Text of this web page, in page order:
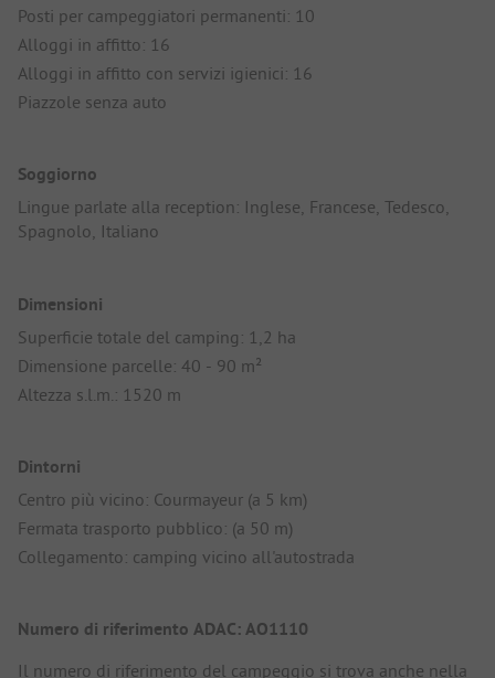
Posti per campeggiatori permanenti: 10
Alloggi in affitto: 16
Alloggi in affitto con servizi igienici: 16
Piazzole senza auto
Soggiorno
Lingue parlate alla reception: Inglese, Francese, Tedesco,
Spagnolo, Italiano
Dimensioni
Superficie totale del camping: 1,2 ha
Dimensione parcelle: 40 - 90 m²
Altezza s.l.m.: 1520 m
Dintorni
Centro più vicino: Courmayeur (a 5 km)
Fermata trasporto pubblico: (a 50 m)
Collegamento: camping vicino all'autostrada
Numero di riferimento ADAC: AO1110
Il numero di riferimento del campeggio si trova anche nella